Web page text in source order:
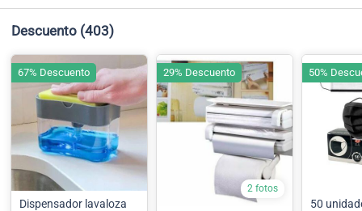
Descuento (403)
Dispensador lavaloza
67% Descuento
2 fotos
29% Descuento
50
50%